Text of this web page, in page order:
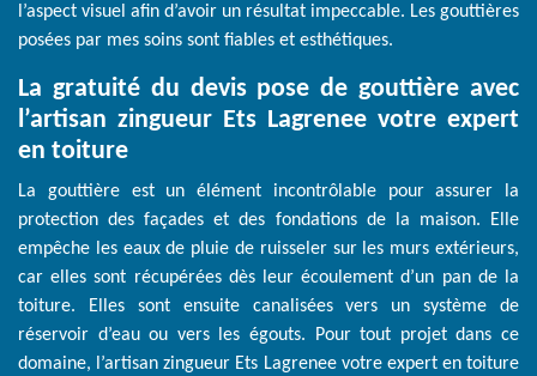
l’aspect visuel afin d’avoir un résultat impeccable. Les gouttières
posées par mes soins sont fiables et esthétiques.
La gratuité du devis pose de gouttière avec
l’artisan zingueur Ets Lagrenee votre expert
en toiture
La gouttière est un élément incontrôlable pour assurer la
protection des façades et des fondations de la maison. Elle
empêche les eaux de pluie de ruisseler sur les murs extérieurs,
car elles sont récupérées dès leur écoulement d’un pan de la
toiture. Elles sont ensuite canalisées vers un système de
réservoir d’eau ou vers les égouts. Pour tout projet dans ce
domaine, l’artisan zingueur Ets Lagrenee votre expert en toiture